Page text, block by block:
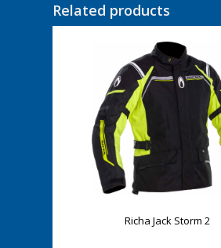
Related products
Richa Jack Storm 2